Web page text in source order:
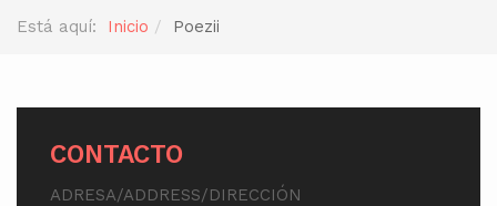
Está aquí: Inicio Poezii
CONTACTO
ADRESA/ADDRESS/DIRECCIÓN